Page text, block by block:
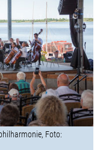
Foto: